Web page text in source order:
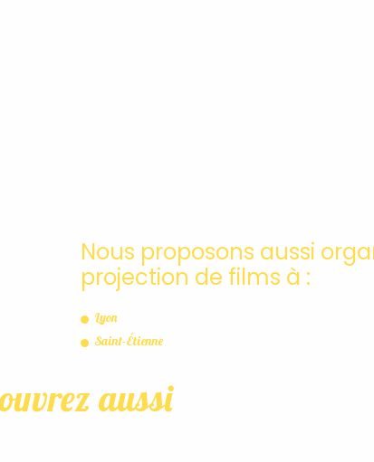
Nous proposons aussi
projection de films à :
Lyon
Saint-Étienne
aussi